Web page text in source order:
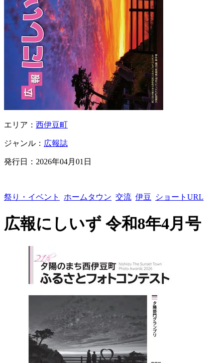
エリア： 西伊豆町
ジャンル： 広報誌
発行日： 2026年04月01日
祭り・イベント ホームタウン 交流 伊豆 ショートURL
広報にしいず 令和8年4月号